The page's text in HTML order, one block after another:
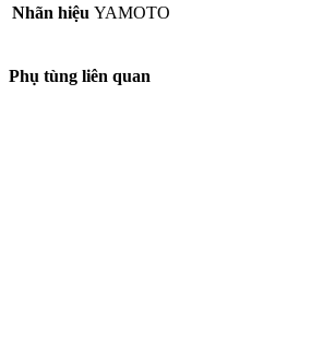
Nhãn hiệu YAMOTO
Phụ tùng liên quan